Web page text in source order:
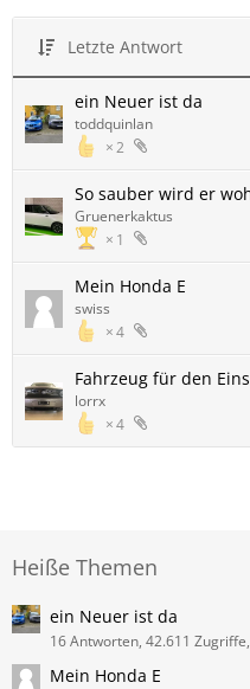
Letzte Antwort
ein Neuer ist da
2
toddquinlan
So sauber wird er
1
Gruenerkaktus
Mein Honda E
4
swiss
Fahrzeug für den
4
lorrx
Heiße Themen
ein Neuer ist da
16 Antworten, 42.611
Mein Honda E